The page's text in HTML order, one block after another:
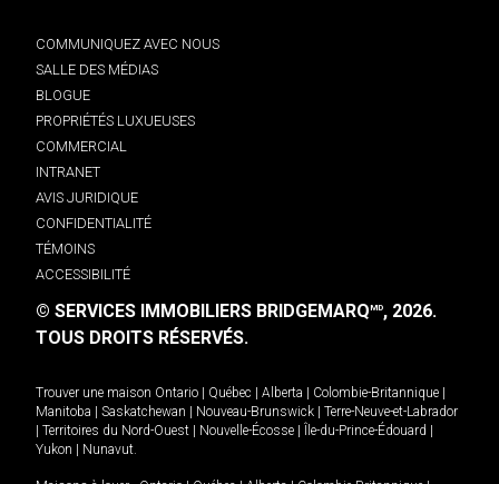
COMMUNIQUEZ AVEC NOUS
SALLE DES MÉDIAS
BLOGUE
PROPRIÉTÉS LUXUEUSES
COMMERCIAL
INTRANET
AVIS JURIDIQUE
CONFIDENTIALITÉ
TÉMOINS
ACCESSIBILITÉ
© SERVICES IMMOBILIERS BRIDGEMARQMD, 2026.
TOUS DROITS RÉSERVÉS.
Trouver une maison Ontario Québec Alberta Colombie-Britannique
Manitoba
Saskatchewan Nouveau-Brunswick
Terre-Neuve-et-Labrador
Territoires du Nord-Ouest Nouvelle-Écosse Île-du-Prince-Édouard
Yukon
Nunavut.